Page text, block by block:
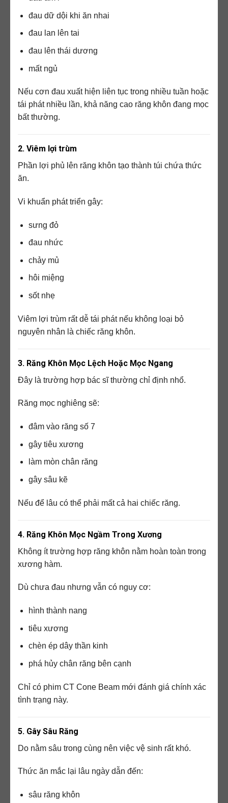
đau dữ dội khi ăn nhai
đau lan lên tai
đau lên thái dương
mất ngủ
Nếu cơn đau xuất hiện liên tục trong nhiều tuần hoặc
tái phát nhiều lần, khả năng cao răng khôn đang mọc
bất thường.
2. Viêm lợi trùm
Phần lợi phủ lên răng khôn tạo thành túi chứa thức
ăn.
Vi khuẩn phát triển gây:
sưng đỏ
đau nhức
chảy mủ
hôi miệng
sốt nhẹ
Viêm lợi trùm rất dễ tái phát nếu không loại bỏ
nguyên nhân là chiếc răng khôn.
3. Răng Khôn Mọc Lệch Hoặc Mọc Ngang
Đây là trường hợp bác sĩ thường chỉ định nhổ.
Răng mọc nghiêng sẽ:
đâm vào răng số 7
gây tiêu xương
làm mòn chân răng
gây sâu kẽ
Nếu để lâu có thể phải mất cả hai chiếc răng.
4. Răng Khôn Mọc Ngầm Trong Xương
Không ít trường hợp răng khôn nằm hoàn toàn trong
xương hàm.
Dù chưa đau nhưng vẫn có nguy cơ:
hình thành nang
tiêu xương
chèn ép dây thần kinh
phá hủy chân răng bên cạnh
Chỉ có phim CT Cone Beam mới đánh giá chính xác
tình trạng này.
5. Gây Sâu Răng
Do nằm sâu trong cùng nên việc vệ sinh rất khó.
Thức ăn mắc lại lâu ngày dẫn đến:
sâu răng khôn